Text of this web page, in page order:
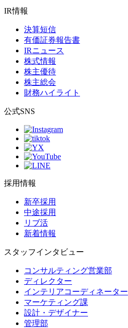
IR情報
決算短信
有価証券報告書
IRニュース
株式情報
株主優待
株主総会
財務ハイライト
公式SNS
採用情報
新卒採用
中途採用
リブ活
新着情報
スタッフインタビュー
コンサルティング営業部
ディレクター
インテリアコーディネーター
マーケティング課
設計・デザイナー
管理部